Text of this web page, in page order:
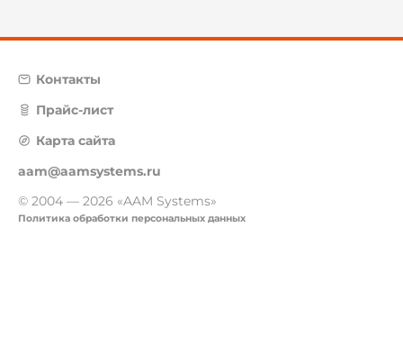
Контакты
Прайс-лист
Карта сайта
aam@aamsystems.ru
© 2004 — 2026 «AAM Systems»
Политика обработки персональных данных